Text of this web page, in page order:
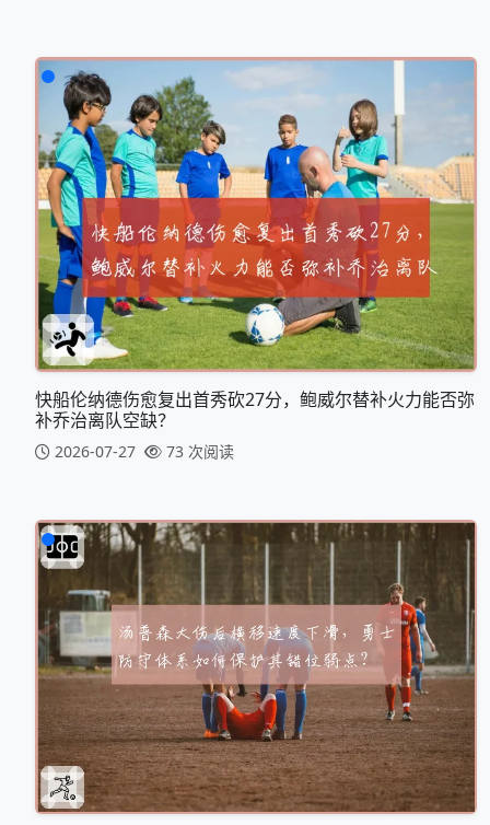
快船伦纳德伤愈复出首秀砍27分，鲍威尔替补火力能否弥
补乔治离队空缺？
2026-07-27 73 次阅读